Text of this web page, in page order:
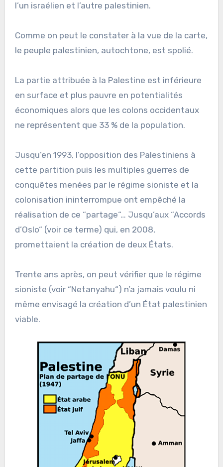
l’un israélien et l’autre palestinien.
Comme on peut le constater à la vue de la carte,
le peuple palestinien, autochtone, est spolié.
La partie attribuée à la Palestine est inférieure
en surface et plus pauvre en potentialités
économiques alors que les colons occidentaux
ne représentent que 33 % de la population.
Jusqu’en 1993, l’opposition des Palestiniens à
cette partition puis les multiples guerres de
conquêtes menées par le régime sioniste et la
colonisation ininterrompue ont empêché la
réalisation de ce “partage“… Jusqu’aux “Accords
d’Oslo“ (voir ce terme) qui, en 2008,
promettaient la création de deux États.
Trente ans après, on peut vérifier que le régime
sioniste (voir “Netanyahu“) n’a jamais voulu ni
même envisagé la création d’un État palestinien
viable.